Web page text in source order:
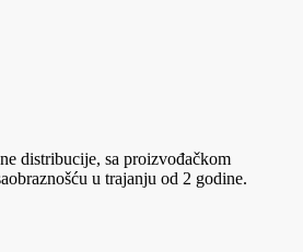
distribucije, sa proizvođačkom
u trajanju od 2 godine.